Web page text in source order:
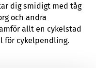
dig smidigt med tåg
och andra
allt en cykelstad
för cykelpendling.